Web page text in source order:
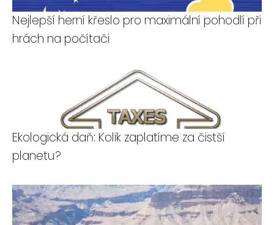
Nejlepší herní křeslo pro maximální pohodlí při
hrách na počítači
Ekologická daň: Kolik zaplatíme za čistší
planetu?